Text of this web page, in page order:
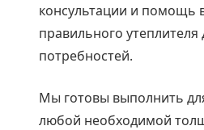
консультации и помощь
правильного
потребностей.
Мы готовы выполнить
любой необходимой